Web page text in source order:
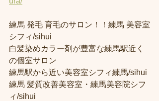
練馬 発毛 育毛のサロン！！練馬 美容室
シフィ/sihui
白髪染めカラー剤が豊富な練馬駅近く
の個室サロン
練馬駅から近い美容室シフィ練馬/sihui
練馬 髪質改善美容室・練馬美容院シフ
ィ/sihui